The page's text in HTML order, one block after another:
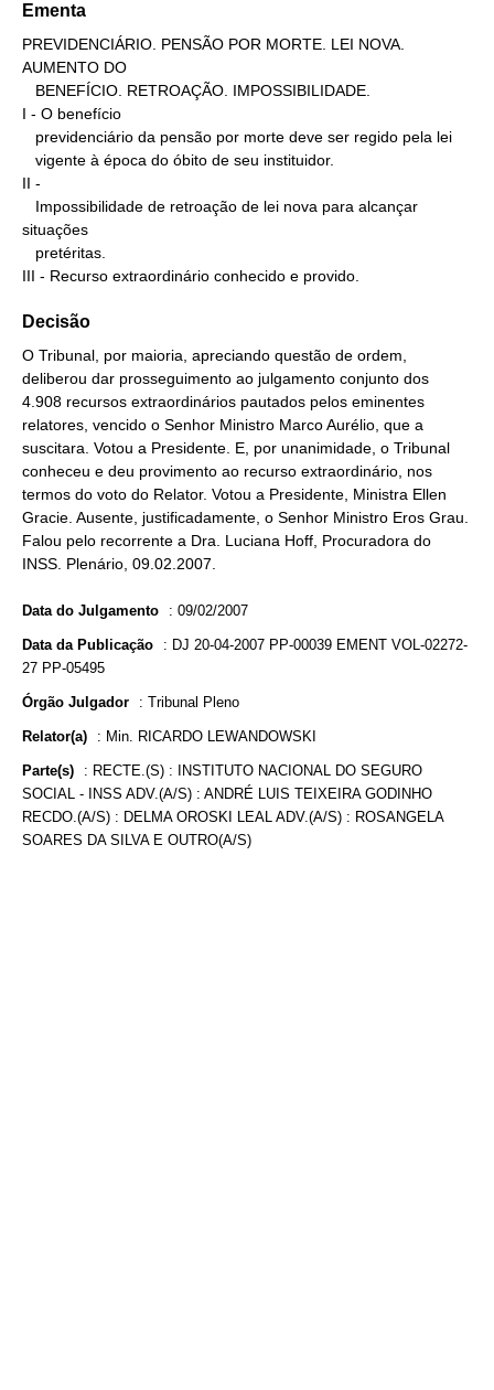
Ementa
PREVIDENCIÁRIO. PENSÃO POR MORTE. LEI NOVA.
AUMENTO DO
I - O benefício
II -
situações
III - Recurso extraordinário conhecido e provido.
Decisão
O Tribunal, por maioria, apreciando questão de ordem,
deliberou dar prosseguimento ao julgamento conjunto dos
4.908 recursos extraordinários pautados pelos eminentes
relatores, vencido o Senhor Ministro Marco Aurélio, que a
suscitara. Votou a Presidente. E, por unanimidade, o Tribunal
conheceu e deu provimento ao recurso extraordinário, nos
termos do voto do Relator. Votou a Presidente, Ministra Ellen
Gracie. Ausente, justificadamente, o Senhor Ministro Eros Grau.
Falou pelo recorrente a Dra. Luciana Hoff, Procuradora do
INSS. Plenário, 09.02.2007.
Data do Julgamento : 09/02/2007
Data da Publicação : DJ 20-04-2007 PP-00039 EMENT VOL-02272-
27 PP-05495
Órgão Julgador : Tribunal Pleno
Relator(a) : Min. RICARDO LEWANDOWSKI
Parte(s) : RECTE.(S) : INSTITUTO NACIONAL DO SEGURO
SOCIAL - INSS ADV.(A/S) : ANDRÉ LUIS TEIXEIRA GODINHO
RECDO.(A/S) : DELMA OROSKI LEAL ADV.(A/S) : ROSANGELA
SOARES DA SILVA E OUTRO(A/S)